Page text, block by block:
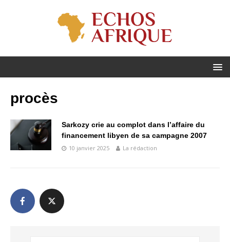
procès
Sarkozy crie au complot dans l’affaire du
financement libyen de sa campagne 2007
10 janvier 2025 La rédaction